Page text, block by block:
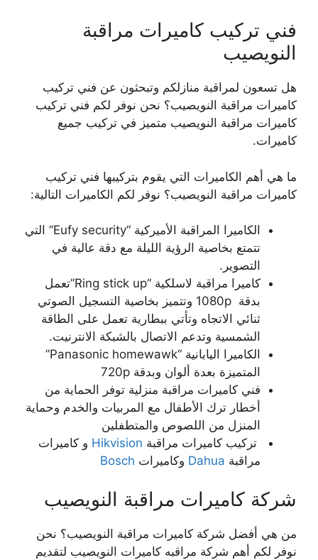
فني تركيب كاميرات مراقبة
النويصيب
هل تسعون لمراقبة منازلكم وتبحثون عن فني تركيب
كاميرات مراقبة النويصيب؟ نحن نوفر لكم فني تركيب
كاميرات مراقبة النويصيب متميز في تركيب جميع
كاميرات.
ما هي أهم الكاميرات التي يقوم بتركيبها فني تركيب
كاميرات مراقبة النويصيب؟ نوفر لكم الكاميرات التالية:
الكاميرا المراقبة الأميركية “Eufy security” التي
تتمتع بخاصية الرؤية الليلة مع دقة عالية في
التصوير.
كاميرا مراقبة لاسلكية “Ring stick up”تعمل
بدقة 1080p وتتميز بخاصية التسجيل الصوتي
ثنائي الاتجاه وتأتي ببطارية تعمل على الطاقة
الشمسية وتدعم الاتصال بالشبكة الانترنيت.
الكاميرا اليابانية “Panasonic homewawk”
المتميزة بعدة ألوان وبدقة 720p
فني كاميرات مراقبة منزلية توفر الحماية من
أخطار ترك الأطفال مع المربيات والخدم وحماية
المنزل من اللصوص والمتطفلين
تركيب كاميرات مراقبة Hikvision و كاميرات
مراقبة Dahua وكاميرات Bosch
شركة كاميرات مراقبة النويصيب
من هي أفضل شركة كاميرات مراقبة النويصيب؟ نحن
نوفر لكم أهم شركة مراقبه كاميرات النويصيب لتقديم